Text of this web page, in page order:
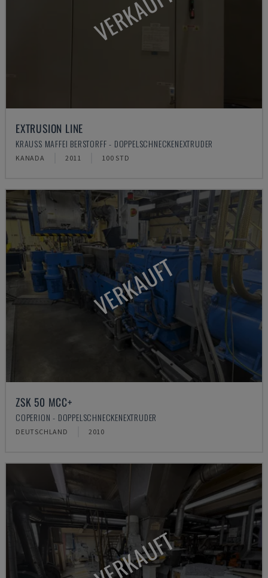
EXTRUSION LINE
KRAUSS MAFFEI BERSTORFF - DOPPELSCHNECKENEXTRUDER
KANADA 2011 100 STD
VERKAUFT
ZSK 50 MCC+
COPERION - DOPPELSCHNECKENEXTRUDER
DEUTSCHLAND 2010
VERKAUFT